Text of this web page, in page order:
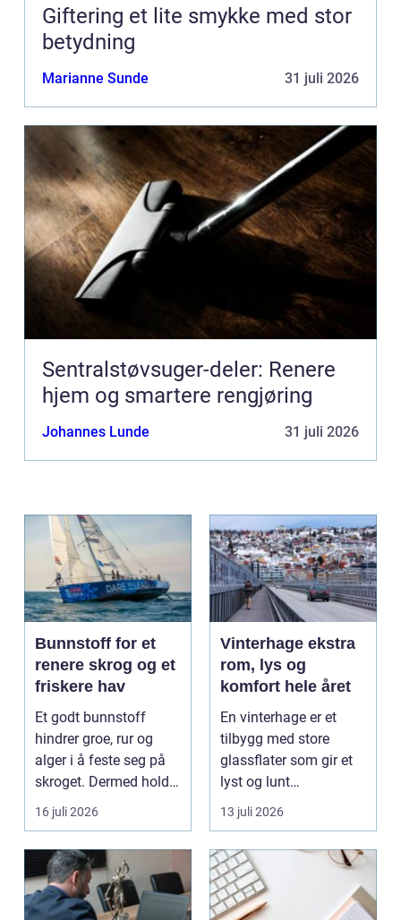
Giftering et lite smykke med stor
betydning
Marianne Sunde 31 juli 2026
Sentralstøvsuger-deler: Renere
hjem og smartere rengjøring
Johannes Lunde 31 juli 2026
Bunnstoff for et
renere skrog og et
friskere hav
Et godt bunnstoff
hindrer groe, rur og
alger i å feste seg på
skroget. Dermed holder
båten bedre far...
16 juli 2026
Vinterhage ekstra
rom, lys og
komfort hele året
En vinterhage er et
tilbygg med store
glassflater som gir et
lyst og lunt
oppholdsrom nær
hagen, ogs...
13 juli 2026